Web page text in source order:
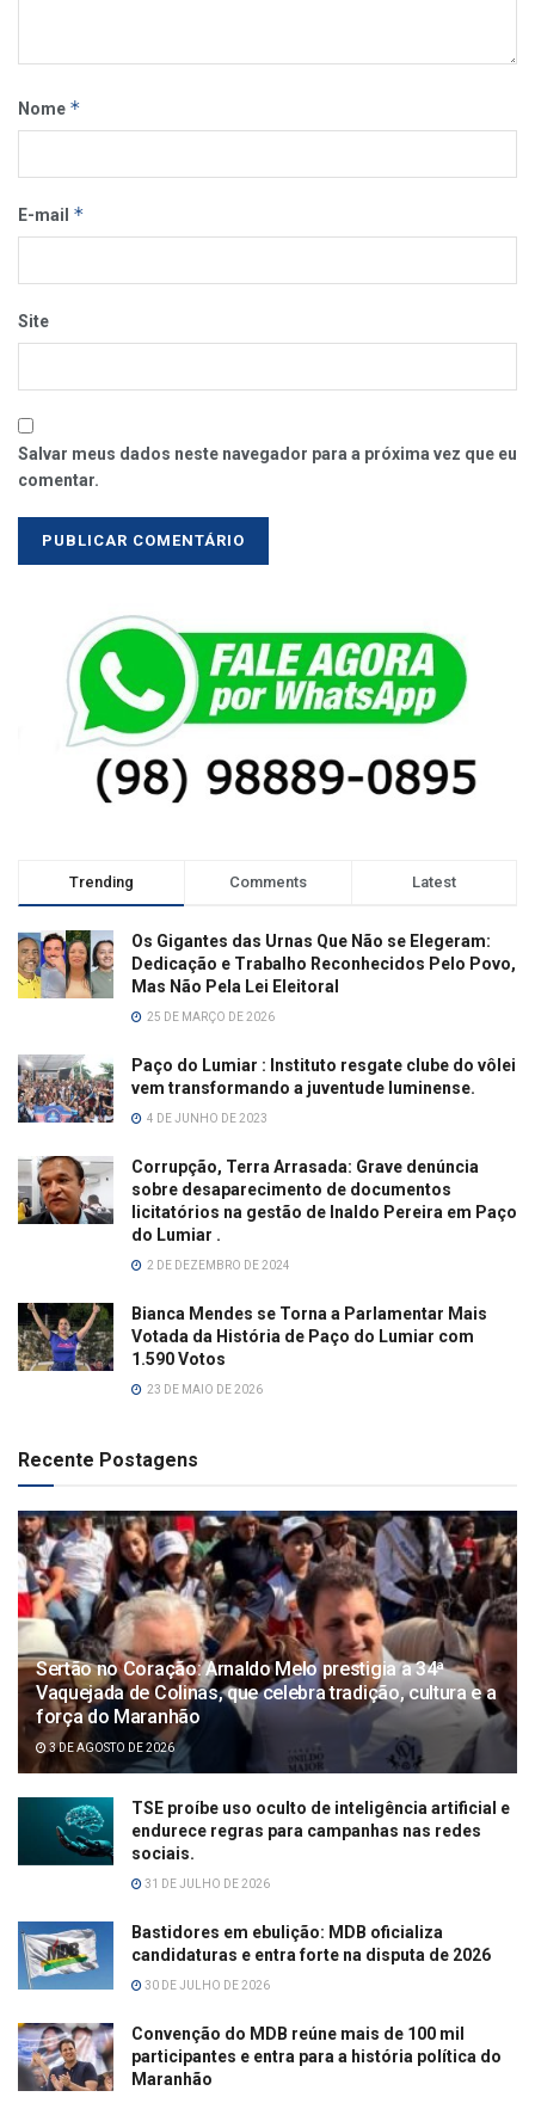
Nome *
E-mail *
Site
Salvar meus dados neste navegador para a próxima vez que eu
comentar.
Trending Comments Latest
Os Gigantes das Urnas Que Não se Elegeram:
Dedicação e Trabalho Reconhecidos Pelo Povo,
Mas Não Pela Lei Eleitoral
25 DE MARÇO DE 2026
Paço do Lumiar : Instituto resgate clube do vôlei
vem transformando a juventude luminense.
4 DE JUNHO DE 2023
Corrupção, Terra Arrasada: Grave denúncia
sobre desaparecimento de documentos
licitatórios na gestão de Inaldo Pereira em Paço
do Lumiar .
2 DE DEZEMBRO DE 2024
Bianca Mendes se Torna a Parlamentar Mais
Votada da História de Paço do Lumiar com
1.590 Votos
23 DE MAIO DE 2026
Recente Postagens
Sertão no Coração: Arnaldo Melo prestigia a 34ª
Vaquejada de Colinas, que celebra tradição, cultura e a
força do Maranhão
3 DE AGOSTO DE 2026
TSE proíbe uso oculto de inteligência artificial e
endurece regras para campanhas nas redes
sociais.
31 DE JULHO DE 2026
Bastidores em ebulição: MDB oficializa
candidaturas e entra forte na disputa de 2026
30 DE JULHO DE 2026
Convenção do MDB reúne mais de 100 mil
participantes e entra para a história política do
Maranhão